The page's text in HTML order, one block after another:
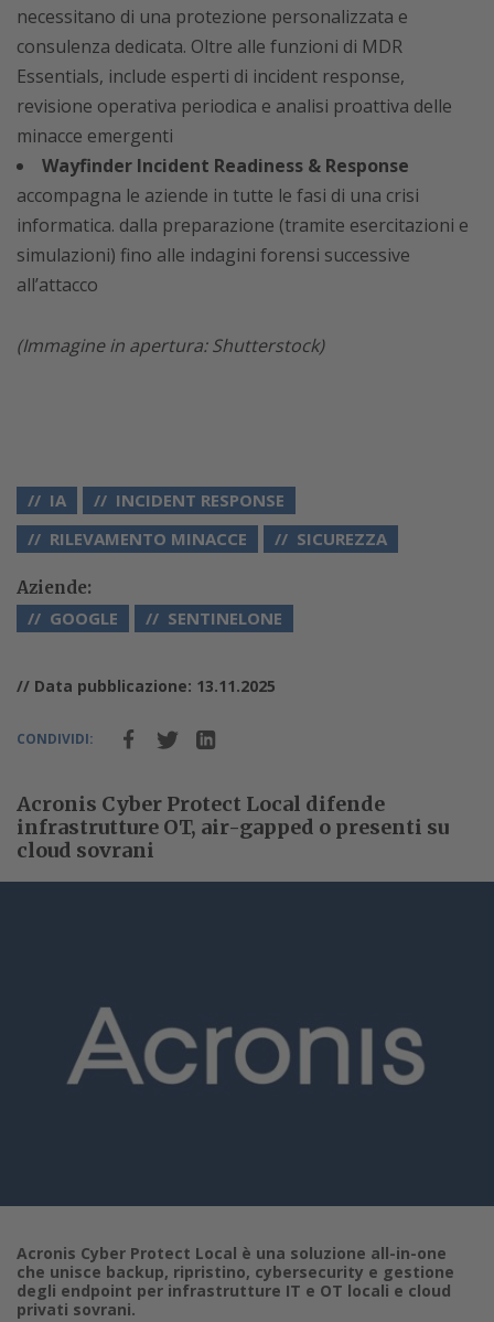
necessitano di una protezione personalizzata e
consulenza dedicata. Oltre alle funzioni di MDR
Essentials, include esperti di incident response,
revisione operativa periodica e analisi proattiva delle
minacce emergenti
Wayfinder Incident Readiness & Response
accompagna le aziende in tutte le fasi di una crisi
informatica. dalla preparazione (tramite esercitazioni e
simulazioni) fino alle indagini forensi successive
all’attacco
(Immagine in apertura: Shutterstock)
IA
INCIDENT RESPONSE
RILEVAMENTO MINACCE
SICUREZZA
Aziende:
GOOGLE SENTINELONE
// Data pubblicazione: 13.11.2025
CONDIVIDI:
Acronis Cyber Protect Local difende
infrastrutture OT, air-gapped o presenti su
cloud sovrani
Acronis Cyber Protect Local è una soluzione all-in-one
che unisce backup, ripristino, cybersecurity e gestione
degli endpoint per infrastrutture IT e OT locali e cloud
privati sovrani.